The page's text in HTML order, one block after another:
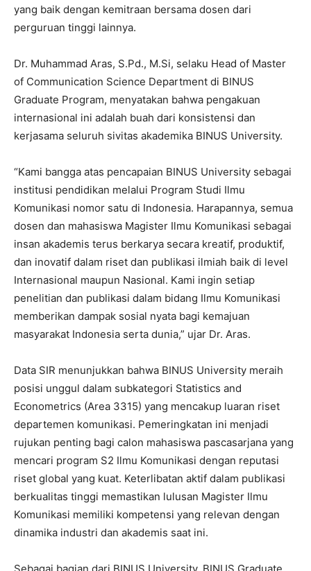
yang baik dengan kemitraan bersama dosen dari
perguruan tinggi lainnya.
Dr. Muhammad Aras, S.Pd., M.Si, selaku Head of Master
of Communication Science Department di BINUS
Graduate Program, menyatakan bahwa pengakuan
internasional ini adalah buah dari konsistensi dan
kerjasama seluruh sivitas akademika BINUS University.
“Kami bangga atas pencapaian BINUS University sebagai
institusi pendidikan melalui Program Studi Ilmu
Komunikasi nomor satu di Indonesia. Harapannya, semua
dosen dan mahasiswa Magister Ilmu Komunikasi sebagai
insan akademis terus berkarya secara kreatif, produktif,
dan inovatif dalam riset dan publikasi ilmiah baik di level
Internasional maupun Nasional. Kami ingin setiap
penelitian dan publikasi dalam bidang Ilmu Komunikasi
memberikan dampak sosial nyata bagi kemajuan
masyarakat Indonesia serta dunia,” ujar Dr. Aras.
Data SIR menunjukkan bahwa BINUS University meraih
posisi unggul dalam subkategori Statistics and
Econometrics (Area 3315) yang mencakup luaran riset
departemen komunikasi. Pemeringkatan ini menjadi
rujukan penting bagi calon mahasiswa pascasarjana yang
mencari program S2 Ilmu Komunikasi dengan reputasi
riset global yang kuat. Keterlibatan aktif dalam publikasi
berkualitas tinggi memastikan lulusan Magister Ilmu
Komunikasi memiliki kompetensi yang relevan dengan
dinamika industri dan akademis saat ini.